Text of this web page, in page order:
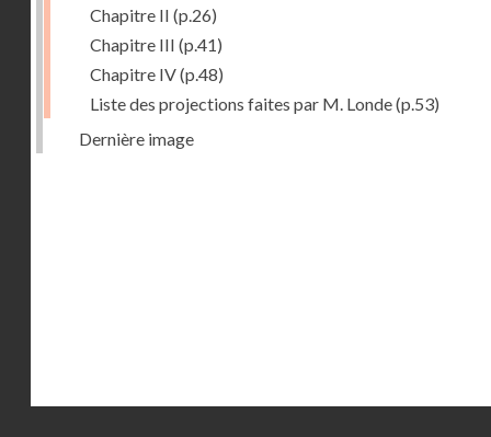
Chapitre II (p.26)
Chapitre III (p.41)
Chapitre IV(p.48)
Liste des projections faites par M. Londe(p.53)
Dernière image